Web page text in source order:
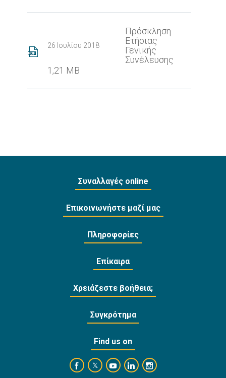
26 Ιουλίου 2018
Πρόσκληση
Ετήσιας
Γενικής
Συνέλευσης
1,21 MB
Συναλλαγές online
Επικοινωνήστε μαζί μας
Πληροφορίες
Επίκαιρα
Χρειάζεστε βοήθεια;
Συγκρότημα
Find us on
https://www.facebook.com/
https://twitter.com/bankofcyprus_
https://www.youtube.com/user/
https://www.linkedin.com/
https://